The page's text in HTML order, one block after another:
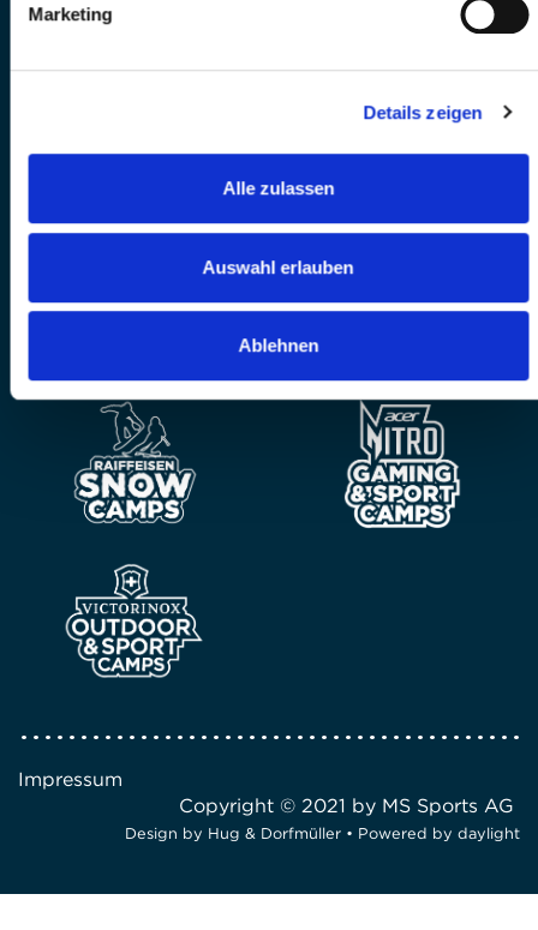
Marketing
Details zeigen
Alle zulassen
Auswahl erlauben
Ablehnen
Impressum
Copyright © 2021 by MS Sports AG
Design by Hug & Dorfmüller • Powered by daylight